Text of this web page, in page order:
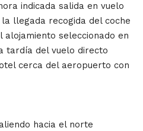
indicada salida en vuelo
llegada recogida del coche
seleccionado en
tardía del vuelo directo
cerca del aeropuerto con
hacia el norte